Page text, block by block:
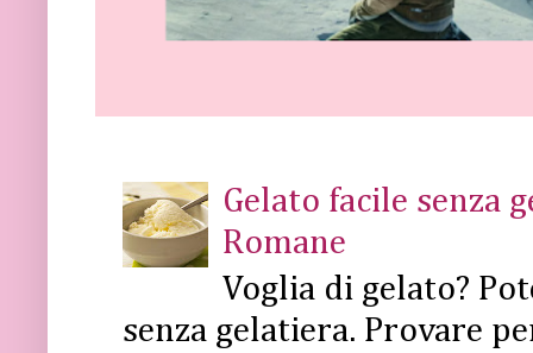
Gelato facile senza
Romane
Voglia di gelato?
senza gelatiera. Provare